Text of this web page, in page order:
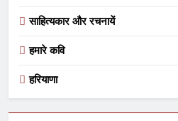
साहित्यकार और रचनायें
हमारे कवि
हरियाणा